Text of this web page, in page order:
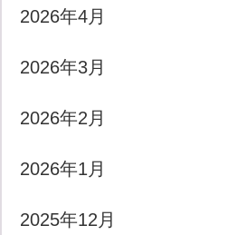
2026年4月
2026年3月
2026年2月
2026年1月
2025年12月